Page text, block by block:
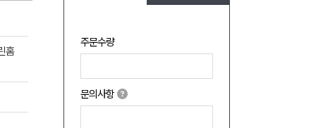
주문수량
문의사항
홈